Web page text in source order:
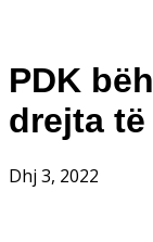
PDK
drejta
Dhj 3, 2022